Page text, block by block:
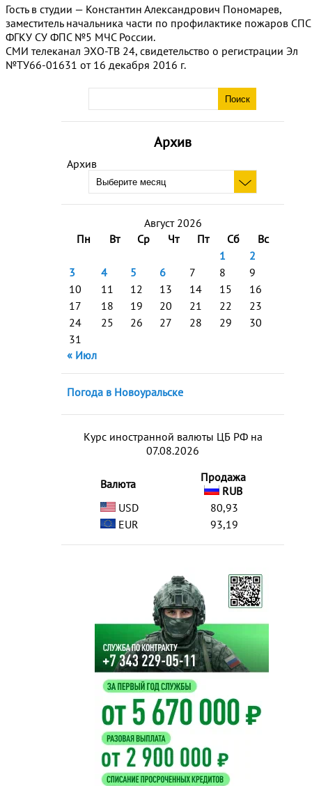
Архив
Архив
Август 2026
Пн
Вт Ср Чт Пт Сб
Вс
1
2
3
4 5 6 7 8
9
10
11 12 13 14 15
16
17
18 19 20 21 22
23
24
25 26 27 28 29
30
31
« Июл
Погода в Новоуральске
Курс иностранной валюты ЦБ РФ на
07.08.2026
Валюта
Продажа
RUB
USD
80,93
EUR
93,19
Гость в студии — Константин Александрович Пономарев,
заместитель начальника части по профилактике пожаров
ФГКУ СУ ФПС №5 МЧС России.
СМИ телеканал ЭХО-ТВ 24, свидетельство о регистрации Эл
№ТУ66-01631 от 16 декабря 2016 г.